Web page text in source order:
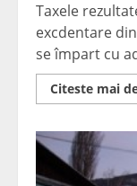
Taxele
excdentare
se împart cu
Citeste mai